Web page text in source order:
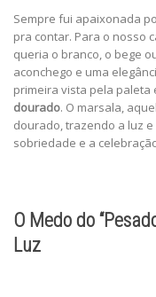
Sempre fui apaixonada
pra contar. Para o nosso
queria o branco, o bege
aconchego e uma
primeira vista pela paleta
dourado. O marsala,
dourado, trazendo a luz
sobriedade e a
O Medo do
Luz